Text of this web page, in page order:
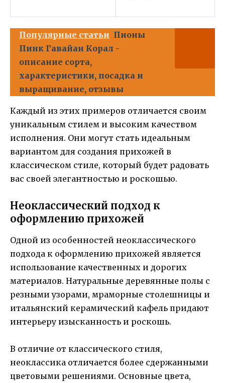
Популярные статьи Пионы
Пинк Гавайан Корал -
описание сорта,
характеристики, посадка и
выращивание, отзывы
Каждый из этих примеров отличается своим
уникальным стилем и высоким качеством
исполнения. Они могут стать идеальным
вариантом для создания прихожей в
классическом стиле, который будет радовать
вас своей элегантностью и роскошью.
Неоклассический подход к
оформлению прихожей
Одной из особенностей неоклассического
подхода к оформлению прихожей является
использование качественных и дорогих
материалов. Натуральные деревянные полы с
резными узорами, мраморные столешницы и
итальянский керамический кафель придают
интерьеру изысканность и роскошь.
В отличие от классического стиля,
неоклассика отличается более сдержанными
цветовыми решениями. Основные цвета,